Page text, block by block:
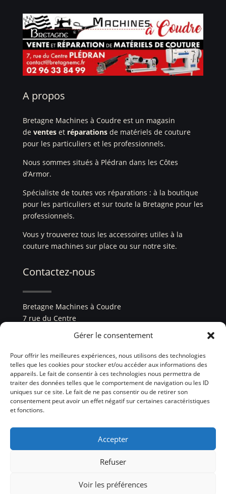
Gérer le consentement
Pour offrir les meilleures expériences, nous utilisons des technologies
telles que les cookies pour stocker et/ou accéder aux informations des
appareils. Le fait de consentir à ces technologies nous permettra de
traiter des données telles que le comportement de navigation ou les ID
uniques sur ce site. Le fait de ne pas consentir ou de retirer son
consentement peut avoir un effet négatif sur certaines caractéristiques
et fonctions.
Accepter
Refuser
Voir les préférences
A propos
Bretagne Machines à Coudre est un magasin
de ventes et réparations de matériels de couture
pour les particuliers et les professionnels.
Nous sommes situés à Plédran dans les Côtes
d’Armor.
Spécialiste de toutes vos réparations : à la boutique
pour les particuliers et sur toute la Bretagne pour les
professionnels.
Vous y trouverez tous les accessoires utiles à la
couture machines sur place ou sur notre site.
Contactez-nous
Bretagne Machines à Coudre
7 rue du Centre
SIREN : 931 948 640
Ce site a été développé parLa loupiote du WEB